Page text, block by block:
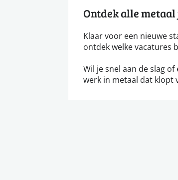
Ontdek alle metaal
Klaar voor een nieuwe
ontdek welke vacatures
Wil je snel aan de slag
werk in metaal dat klopt